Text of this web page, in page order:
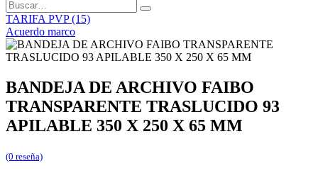
TARIFA PVP (15)
Acuerdo marco
BANDEJA DE ARCHIVO FAIBO
TRANSPARENTE TRASLUCIDO 93
APILABLE 350 X 250 X 65 MM
(0 reseña)